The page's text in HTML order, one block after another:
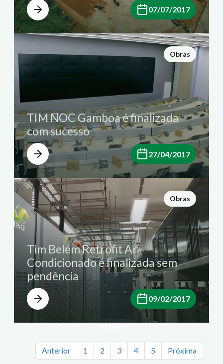
07/07/2017
Obras
TIM NOC Gamboa é finalizada
com sucesso
27/04/2017
Obras
Tim Belém Retrofit Ar-
Condicionado é finalizada sem
pendência
09/02/2017
Anterior 1 2 3 4 5 Próxima